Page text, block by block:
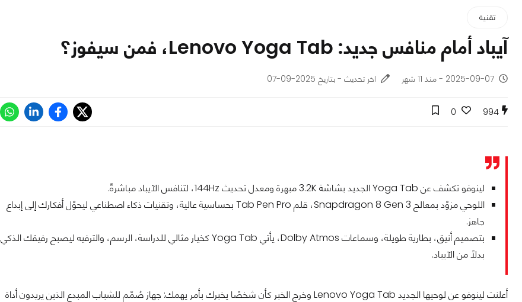
تقنية
آيباد أمام منافس جديد: Lenovo Yoga Tab، فمن سيفوز؟
2025-09-07 - منذ 11 شهر اخر تحديث - بتاريخ 2025-09-07
994
0
لينوفو تكشف عن Yoga Tab الجديد بشاشة 3.2K مبهرة ومعدل تحديث 144Hz، لتنافس الآيباد مباشرةً.
اللوحي مزوّد بمعالج Snapdragon 8 Gen 3، قلم Tab Pen Pro بحساسية عالية، وتقنيات ذكاء اصطناعي ليحوّل أفكارك إلى إبداع
جاهز.
بتصميم أنيق، بطارية طويلة، وسماعات Dolby Atmos، يأتي Yoga Tab كخيار مثالي للدراسة، الرسم، والترفيه ليصبح رفيقك الذكي
بدلًا من الآيباد.
أعلنت لينوفو عن لوحيها الجديد Lenovo Yoga Tab وخرج الخبر كأن شخصًا يخبرك بأمر يهمك: جهاز صُمّم للشباب المبدع الذين يريدون أداة